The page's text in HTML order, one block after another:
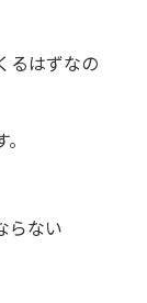
るはずなの
らない